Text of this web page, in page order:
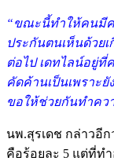
“ขณะนี้ทำให้คนมีค
ประกันตนเห็นด้วย
ต่อไป เดทไลน์อยู่ที่
คัดค้านเป็นเพราะยั
ขอให้ช่วยกันทำคว
นพ.สุรเดช กล่าวอีก
คือร้อยละ 5 แต่ที่ท